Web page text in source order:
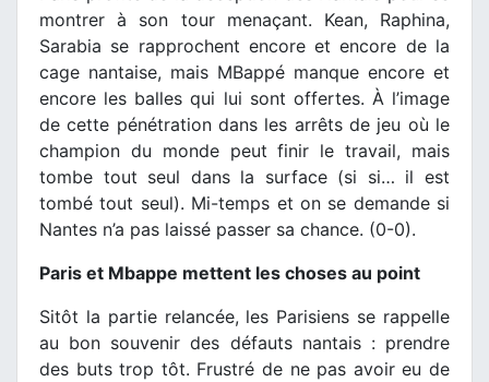
montrer à son tour menaçant. Kean, Raphina,
Sarabia se rapprochent encore et encore de la
cage nantaise, mais MBappé manque encore et
encore les balles qui lui sont offertes. À l’image
de cette pénétration dans les arrêts de jeu où le
champion du monde peut finir le travail, mais
tombe tout seul dans la surface (si si… il est
tombé tout seul). Mi-temps et on se demande si
Nantes n’a pas laissé passer sa chance. (0-0).
Paris et Mbappe mettent les choses au point
Sitôt la partie relancée, les Parisiens se rappelle
au bon souvenir des défauts nantais : prendre
des buts trop tôt. Frustré de ne pas avoir eu de